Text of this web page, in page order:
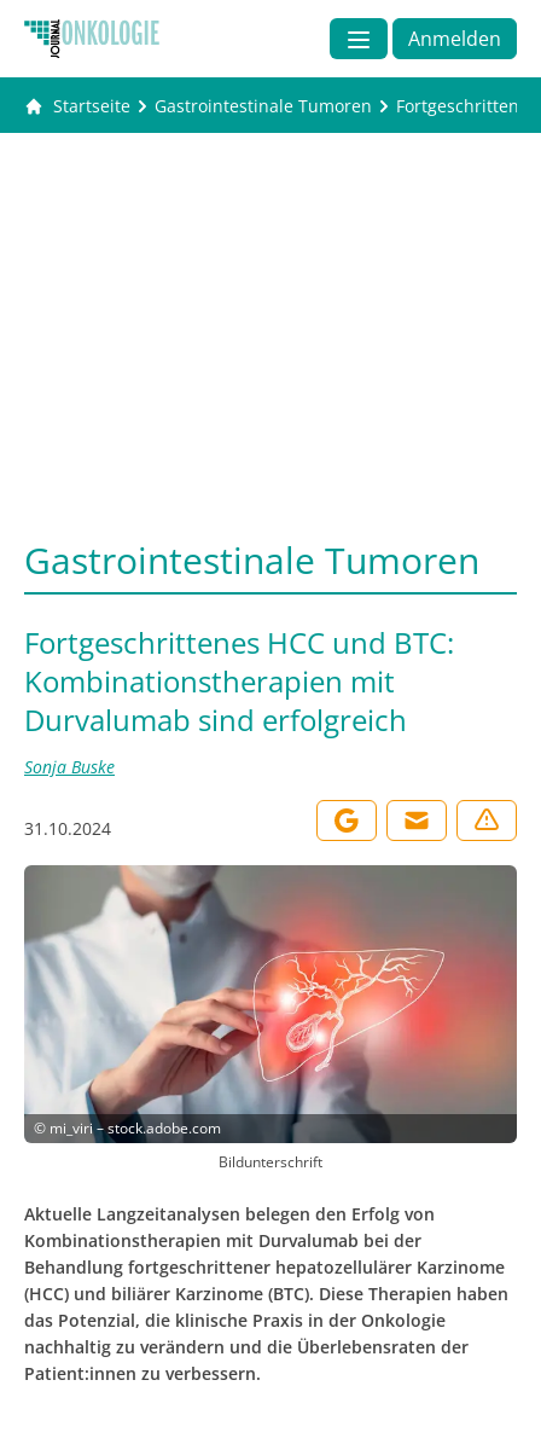
Anmelden
Startseite Gastrointestinale Tumoren
Gastrointestinale Tumoren
Fortgeschrittenes HCC und BTC:
Kombinationstherapien mit
Durvalumab sind erfolgreich
Sonja Buske
31.10.2024
© mi_viri – stock.adobe.com
Bildunterschrift
Aktuelle Langzeitanalysen belegen den Erfolg von
Kombinationstherapien mit Durvalumab bei der
Behandlung fortgeschrittener hepatozellulärer Karzinome
(HCC) und biliärer Karzinome (BTC). Diese Therapien haben
das Potenzial, die klinische Praxis in der Onkologie
nachhaltig zu verändern und die Überlebensraten der
Patient:innen zu verbessern.